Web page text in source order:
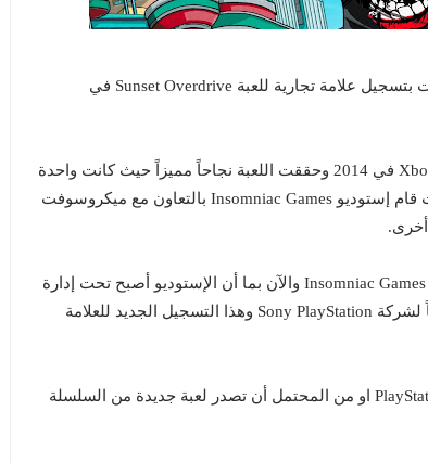
تقرير جديد من موقع IGN أكد أن شركة Sony PlayStation قامت بتسجيل علامة تجارية للعبة Sunset Overdrive في
صدرت Sunset Overdrive أولاً بشكل حصري على منصة Xbox One في 2014 وحققت اللعبة نجاحاً مميزاً حيث كانت واحدة
من أهم حصريات ميكروسوفت خلال هذا العام، بعد عدة سنوات قام إستوديو Insomniac Games بالتعاون مع ميكروسوفت
عنوان Sunset Overdrive مملوك بشكل كامل من قبل إستوديو Insomniac Games والآن بما أن الإستوديو أصبح تحت إدارة
Sony PlayStation Studios فالعنوان بشكل تلقائي أصبح مملوكاً لشركة Sony PlayStation وهذا التسجيل الجديد للعلامة
من المحتمل أن يتم إصدار Sunset Overdrive على منصات PlayStation او من المحتمل أن تصدر لعبة جديدة من السلسلة